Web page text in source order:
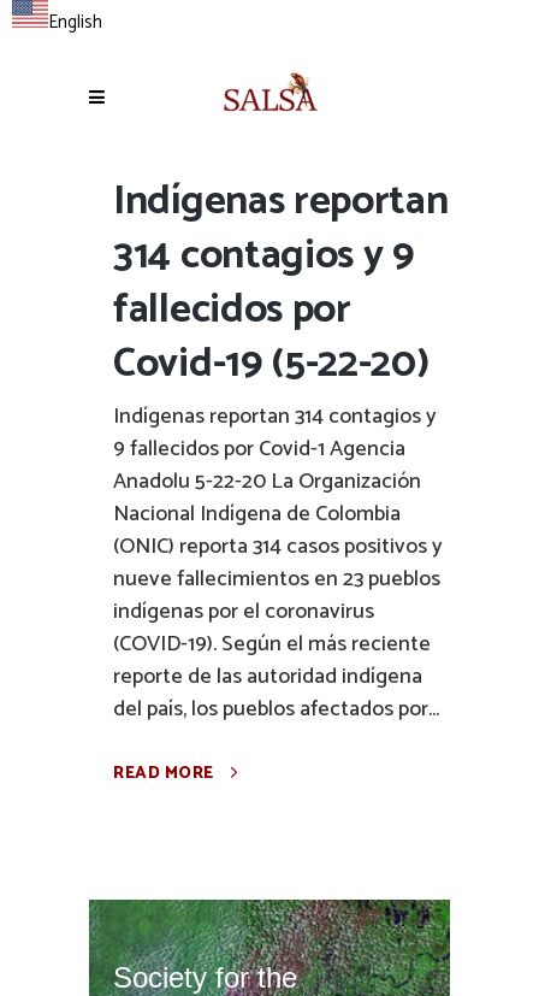
English
Indígenas reportan
314 contagios y 9
fallecidos por
Covid-19 (5-22-20)
Indígenas reportan 314 contagios y
9 fallecidos por Covid-1 Agencia
Anadolu 5-22-20 La Organización
Nacional Indígena de Colombia
(ONIC) reporta 314 casos positivos y
nueve fallecimientos en 23 pueblos
indígenas por el coronavirus
(COVID-19). Según el más reciente
reporte de las autoridad indígena
del país, los pueblos afectados por...
READ MORE
Society for the